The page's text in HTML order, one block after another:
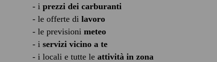
- i prezzi dei carburanti
- le offerte di lavoro
- le previsioni meteo
- i servizi vicino a te
- i locali e tutte le attività in zona